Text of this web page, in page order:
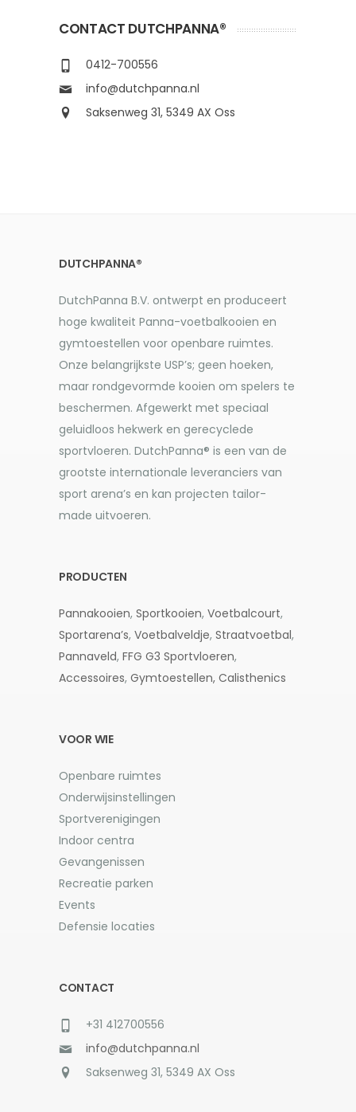
CONTACT DUTCHPANNA®
0412-700556
info@dutchpanna.nl
Saksenweg 31, 5349 AX Oss
DUTCHPANNA®
DutchPanna B.V. ontwerpt en produceert
hoge kwaliteit Panna-voetbalkooien en
gymtoestellen voor openbare ruimtes.
Onze belangrijkste USP’s; geen hoeken,
maar rondgevormde kooien om spelers te
beschermen. Afgewerkt met speciaal
geluidloos hekwerk en gerecyclede
sportvloeren. DutchPanna® is een van de
grootste internationale leveranciers van
sport arena’s en kan projecten tailor-
made uitvoeren.
PRODUCTEN
Pannakooien, Sportkooien, Voetbalcourt,
Sportarena’s, Voetbalveldje, Straatvoetbal,
Pannaveld, FFG G3 Sportvloeren,
Accessoires, Gymtoestellen, Calisthenics
VOOR WIE
Openbare ruimtes
Onderwijsinstellingen
Sportverenigingen
Indoor centra
Gevangenissen
Recreatie parken
Events
Defensie locaties
CONTACT
+31 412700556
info@dutchpanna.nl
Saksenweg 31, 5349 AX Oss